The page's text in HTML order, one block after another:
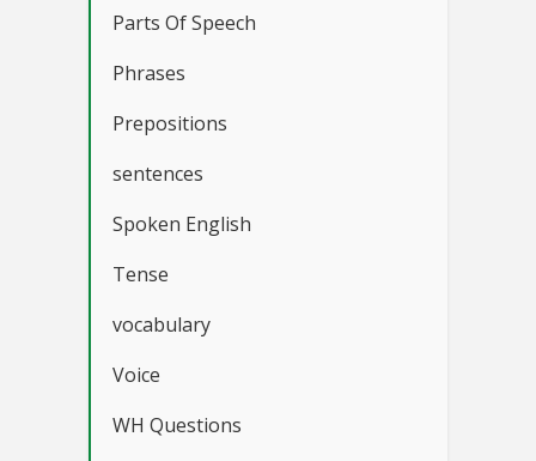
Parts Of Speech
Phrases
Prepositions
sentences
Spoken English
Tense
vocabulary
Voice
WH Questions